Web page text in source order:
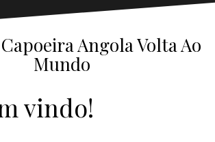
Angola Volta Ao
Mundo
vindo!